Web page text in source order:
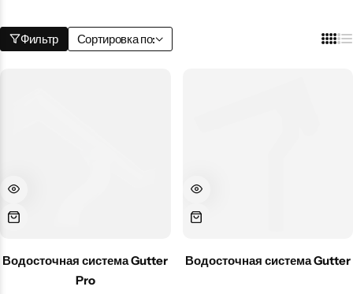
Фильтр Сортировка по:
Водосточная система Gutter
Pro
Водосточная система Gutter